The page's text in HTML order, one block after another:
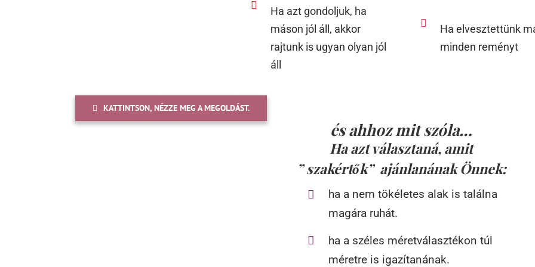
Ha azt gondoljuk, ha
máson jól áll, akkor
rajtunk is ugyan olyan jól
áll
Ha elvesztettünk
minden reményt
KATTINTSON, NÉZZE MEG A MEGOLDÁST.
és ahhoz mit szóla…
Ha azt választaná, amit
” szakértők” ajánlanának Önnek:
ha a nem tökéletes alak is találna
magára ruhát.
ha a széles méretválasztékon túl
méretre is igazítanának.